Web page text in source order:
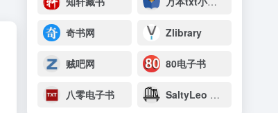
奇书网 Zlibrary
贼吧网 80电子书
八零电子书 SaltyLeo 的书架